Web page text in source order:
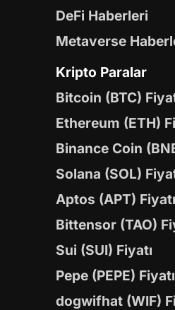
DeFi Haberleri
Metaverse
Kripto Paralar
Bitcoin (BTC)
Ethereum (ETH)
Binance Coin
Solana (SOL)
Aptos (APT) Fiyatı
Bittensor (TAO)
Sui (SUI) Fiyatı
Pepe (PEPE) Fiyatı
dogwifhat (WIF)